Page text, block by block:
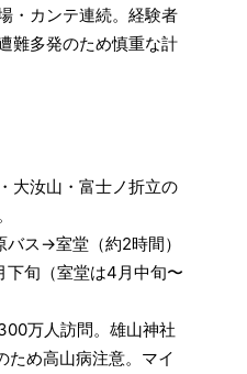
・カンテ連続。経験者
難多発のため慎重な計
汝山・富士ノ折立の
ス→室堂（約2時間）
下旬（室堂は4月中旬〜
万人訪問。雄山神社
め高山病注意。マイ